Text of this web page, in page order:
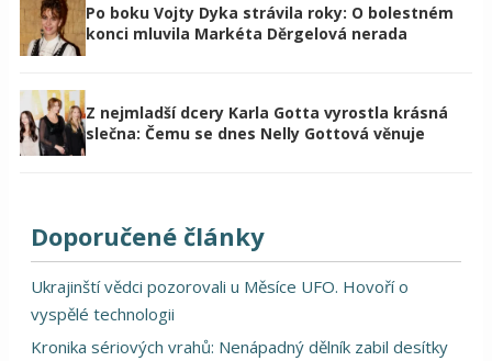
Po boku Vojty Dyka strávila roky: O bolestném
konci mluvila Markéta Děrgelová nerada
Z nejmladší dcery Karla Gotta vyrostla krásná
slečna: Čemu se dnes Nelly Gottová věnuje
Doporučené články
Ukrajinští vědci pozorovali u Měsíce UFO. Hovoří o
vyspělé technologii
Kronika sériových vrahů: Nenápadný dělník zabil desítky